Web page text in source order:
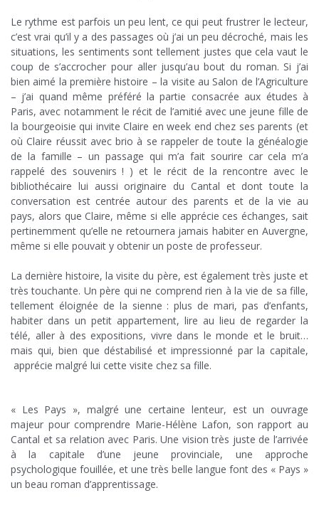
Le rythme est parfois un peu lent, ce qui peut frustrer le lecteur,
c’est vrai qu’il y a des passages où j’ai un peu décroché, mais les
situations, les sentiments sont tellement justes que cela vaut le
coup de s’accrocher pour aller jusqu’au bout du roman. Si j’ai
bien aimé la première histoire – la visite au Salon de l’Agriculture
– j’ai quand même préféré la partie consacrée aux études à
Paris, avec notamment le récit de l’amitié avec une jeune fille de
la bourgeoisie qui invite Claire en week end chez ses parents (et
où Claire réussit avec brio à se rappeler de toute la généalogie
de la famille – un passage qui m’a fait sourire car cela m’a
rappelé des souvenirs ! ) et le récit de la rencontre avec le
bibliothécaire lui aussi originaire du Cantal et dont toute la
conversation est centrée autour des parents et de la vie au
pays, alors que Claire, même si elle apprécie ces échanges, sait
pertinemment qu’elle ne retournera jamais habiter en Auvergne,
même si elle pouvait y obtenir un poste de professeur.
La dernière histoire, la visite du père, est également très juste et
très touchante. Un père qui ne comprend rien à la vie de sa fille,
tellement éloignée de la sienne : plus de mari, pas d’enfants,
habiter dans un petit appartement, lire au lieu de regarder la
télé, aller à des expositions, vivre dans le monde et le bruit…
mais qui, bien que déstabilisé et impressionné par la capitale,
apprécie malgré lui cette visite chez sa fille.
« Les Pays », malgré une certaine lenteur, est un ouvrage
majeur pour comprendre Marie-Hélène Lafon, son rapport au
Cantal et sa relation avec Paris. Une vision très juste de l’arrivée
à la capitale d’une jeune provinciale, une approche
psychologique fouillée, et une très belle langue font des « Pays »
un beau roman d’apprentissage.